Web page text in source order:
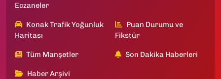
Eczaneler
Konak Trafik Yoğunluk
Haritası
Puan Durumu ve
Fikstür
Tüm Manşetler Son Dakika Haberleri
Haber Arşivi